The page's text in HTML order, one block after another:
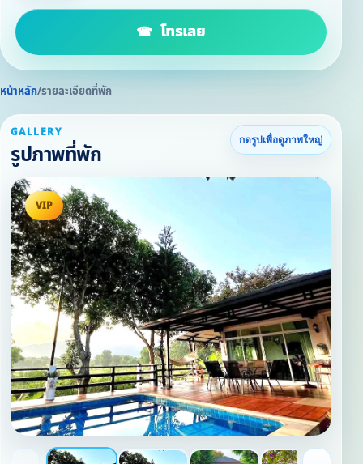
โทรเลย
หน้าหลัก/รายละเอียดที่พัก
GALLERY
รูปภาพที่พัก
กดรูปเพื่อดูภาพใหญ่
VIP